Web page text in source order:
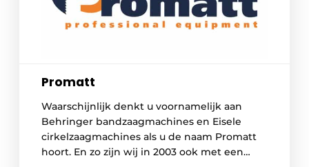
Promatt
Waarschijnlijk denkt u voornamelijk aan
Behringer bandzaagmachines en Eisele
cirkelzaagmachines als u de naam Promatt
hoort. En zo zijn wij in 2003 ook met een